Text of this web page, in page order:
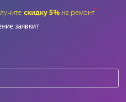
скидку 5% на ремонт*
заявки?